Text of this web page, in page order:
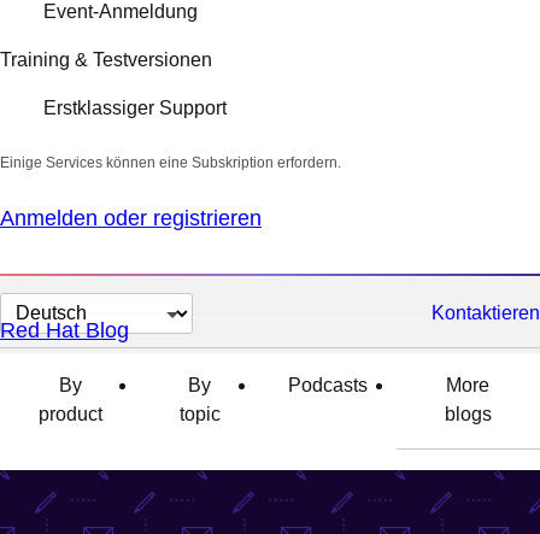
Event-Anmeldung
Training & Testversionen
Erstklassiger Support
Einige Services können eine Subskription erfordern.
Anmelden oder registrieren
Sprache
auswählen
Kontaktieren
Red Hat Blog
By
product
By
topic
Podcasts
More
blogs